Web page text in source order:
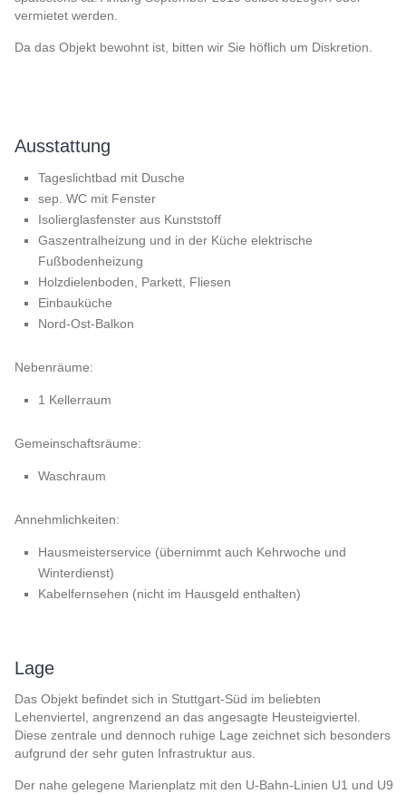
vermietet werden.
Da das Objekt bewohnt ist, bitten wir Sie höflich um Diskretion.
Ausstattung
Tageslichtbad mit Dusche
sep. WC mit Fenster
Isolierglasfenster aus Kunststoff
Gaszentralheizung und in der Küche elektrische
Fußbodenheizung
Holzdielenboden, Parkett, Fliesen
Einbauküche
Nord-Ost-Balkon
Nebenräume:
1 Kellerraum
Gemeinschaftsräume:
Waschraum
Annehmlichkeiten:
Hausmeisterservice (übernimmt auch Kehrwoche und
Winterdienst)
Kabelfernsehen (nicht im Hausgeld enthalten)
Lage
Das Objekt befindet sich in Stuttgart-Süd im beliebten
Lehenviertel, angrenzend an das angesagte Heusteigviertel.
Diese zentrale und dennoch ruhige Lage zeichnet sich besonders
aufgrund der sehr guten Infrastruktur aus.
Der nahe gelegene Marienplatz mit den U-Bahn-Linien U1 und U9